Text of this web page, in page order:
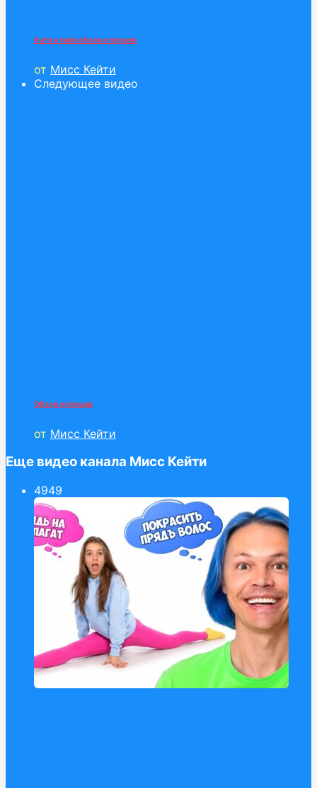
Катя и папа обзор игрушек
от Мисс Кейти
Следующее видео
Обзор игрушек
от Мисс Кейти
Еще видео канала Мисс Кейти
4949